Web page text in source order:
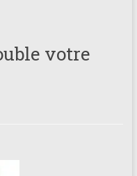
votre